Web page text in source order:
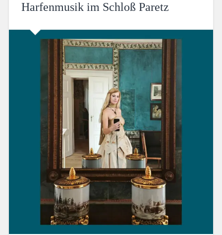
Harfenmusik im Schloß Paretz